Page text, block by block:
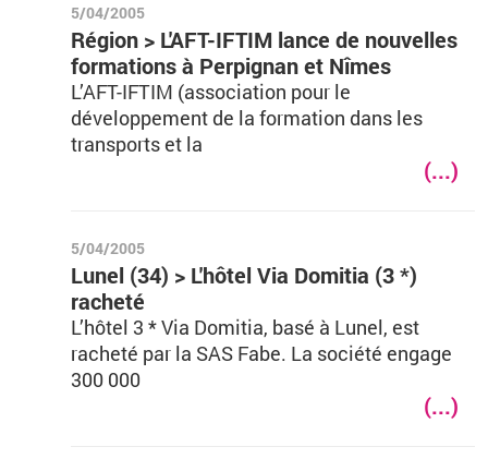
5/04/2005
Région > L'AFT-IFTIM lance de nouvelles
formations à Perpignan et Nîmes
L’AFT-IFTIM (association pour le
développement de la formation dans les
transports et la
(...)
5/04/2005
Lunel (34) > L'hôtel Via Domitia (3 *)
racheté
L’hôtel 3 * Via Domitia, basé à Lunel, est
racheté par la SAS Fabe. La société engage
300 000
(...)